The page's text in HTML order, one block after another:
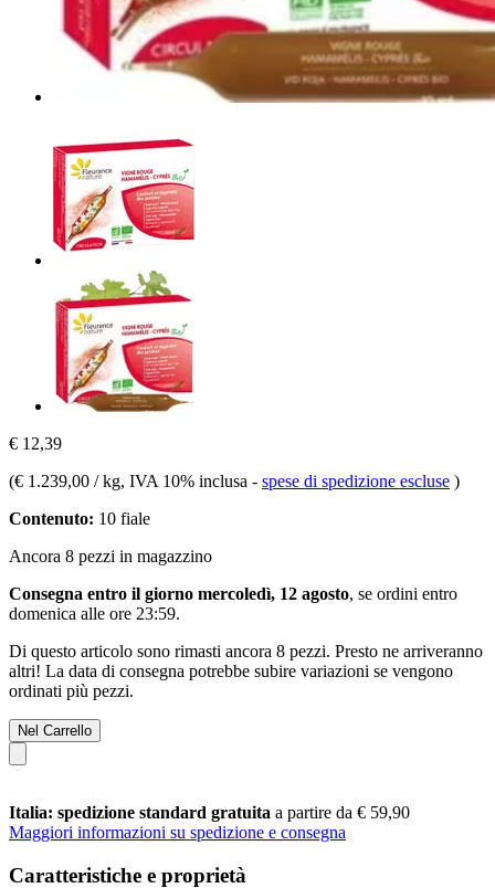
€ 12,39
(€ 1.239,00 / kg, IVA 10% inclusa - spese di spedizione escluse )
Contenuto: 10 fiale
Ancora 8 pezzi in magazzino
Consegna entro il giorno mercoledì, 12 agosto, se ordini entro
domenica alle ore 23:59.
Di questo articolo sono rimasti ancora 8 pezzi. Presto ne arriveranno
altri! La data di consegna potrebbe subire variazioni se vengono
ordinati più pezzi.
Nel Carrello
Italia: spedizione standard gratuita a partire da € 59,90
Maggiori informazioni su spedizione e consegna
Caratteristiche e proprietà